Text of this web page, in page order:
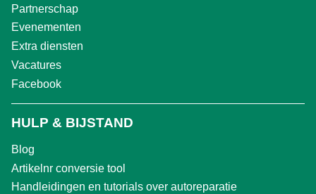
Partnerschap
Evenementen
Extra diensten
Vacatures
Facebook
HULP & BIJSTAND
Blog
Artikelnr conversie tool
Handleidingen en tutorials over autoreparatie